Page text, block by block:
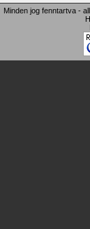
Minden jog fenntartva -